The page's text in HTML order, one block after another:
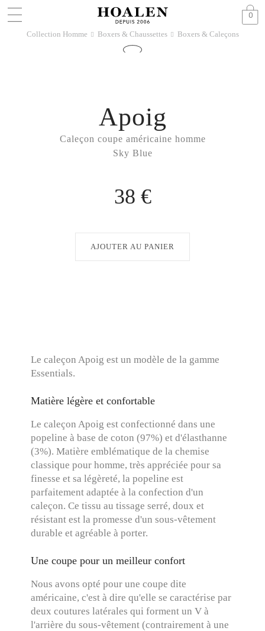
0
Collection Homme 􀆊 Boxers & Chaussettes 􀆊 Boxers & Caleçons
Caleçon coupe américaine homme
Sky Blue
Apoig
38 €
AJOUTER AU PANIER
Le caleçon Apoig est un modèle de la gamme
Essentials.
Matière légère et confortable
Le caleçon Apoig est confectionné dans une
popeline à base de coton (97%) et d'élasthanne
(3%). Matière emblématique de la chemise
classique pour homme, très appréciée pour sa
finesse et sa légèreté, la popeline est
parfaitement adaptée à la confection d'un
caleçon. Ce tissu au tissage serré, doux et
résistant est la promesse d'un sous-vêtement
durable et agréable à porter.
Une coupe pour un meilleur confort
Nous avons opté pour une coupe dite
américaine, c'est à dire qu'elle se caractérise par
deux coutures latérales qui forment un V à
l'arrière du sous-vêtement (contrairement à une